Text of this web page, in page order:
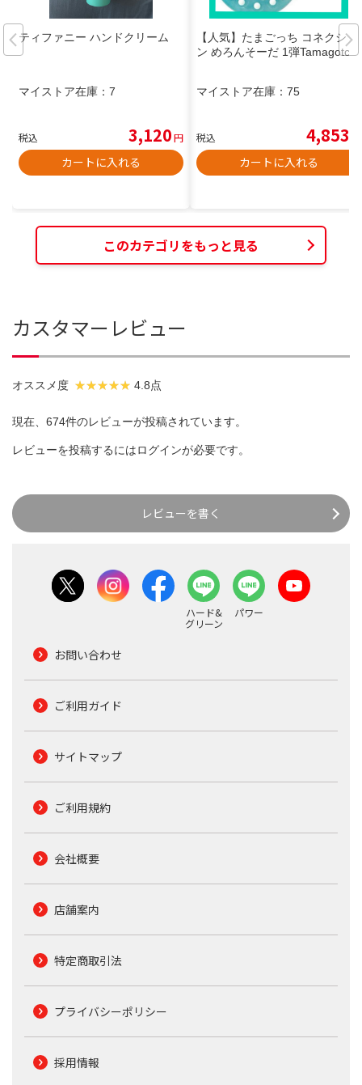
ティファニー ハンドクリーム
マイストア在庫： 7
税込 3,120円
カートに入れる
【人気】たまごっち コネクショ
ン めろんそーだ 1弾Tamagotchi
マイストア在庫： 75
税込 4,853
カートに入れる
このカテゴリをもっと見る
カスタマーレビュー
オススメ度 4.8点
現在、674件のレビューが投稿されています。
レビューを投稿するにはログインが必要です。
レビューを書く
ハード&
グリーン
パワー
お問い合わせ
ご利用ガイド
サイトマップ
ご利用規約
会社概要
店舗案内
特定商取引法
プライバシーポリシー
採用情報